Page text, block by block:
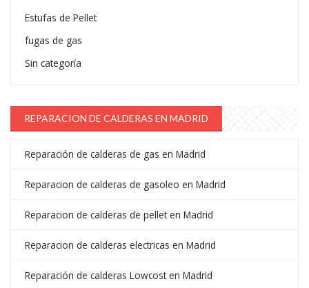
Estufas de Pellet
fugas de gas
Sin categoría
REPARACION DE CALDERAS EN MADRID
Reparación de calderas de gas en Madrid
Reparacion de calderas de gasoleo en Madrid
Reparacion de calderas de pellet en Madrid
Reparacion de calderas electricas en Madrid
Reparación de calderas Lowcost en Madrid